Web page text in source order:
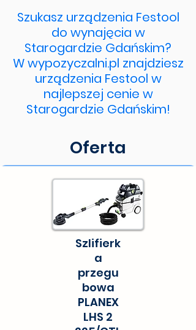
Szukasz urządzenia Festool
do wynajęcia w
Starogardzie Gdańskim?
W wypozyczalni.pl znajdziesz
urządzenia Festool w
najlepszej cenie w
Starogardzie Gdańskim!
Oferta
Szlifierk
a
przegu
bowa
PLANEX
LHS 2